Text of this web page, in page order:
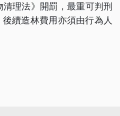
清理法》開罰，最重可判刑
續造林費用亦須由行為人